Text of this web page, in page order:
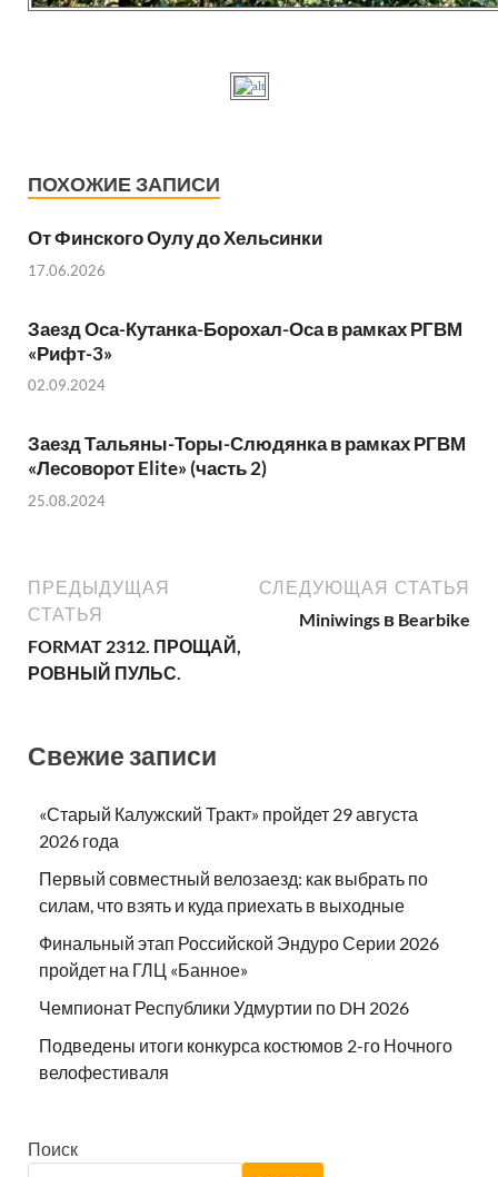
ПОХОЖИЕ ЗАПИСИ
От Финского Оулу до Хельсинки
17.06.2026
Заезд Оса-Кутанка-Борохал-Оса в рамках РГВМ
«Рифт-3»
02.09.2024
Заезд Тальяны-Торы-Слюдянка в рамках РГВМ
«Лесоворот Elite» (часть 2)
25.08.2024
ПРЕДЫДУЩАЯ
СТАТЬЯ
FORMAT 2312. ПРОЩАЙ,
РОВНЫЙ ПУЛЬС.
СЛЕДУЮЩАЯ СТАТЬЯ
Miniwings в Bearbike
Свежие записи
«Старый Калужский Тракт» пройдет 29 августа
2026 года
Первый совместный велозаезд: как выбрать по
силам, что взять и куда приехать в выходные
Финальный этап Российской Эндуро Серии 2026
пройдет на ГЛЦ «Банное»
Чемпионат Республики Удмуртии по DH 2026
Подведены итоги конкурса костюмов 2-го Ночного
велофестиваля
Поиск